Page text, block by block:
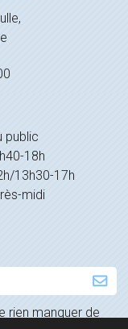
public
18h
13h30-17h
midi
rien manquer de